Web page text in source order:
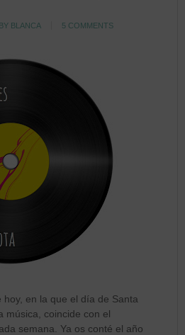
BY BLANCA 5 COMMENTS
hoy, en la que el día de Santa
música, coincide con el
semana. Ya os conté el año